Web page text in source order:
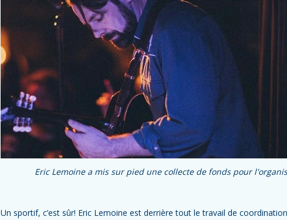
Eric Lemoine a mis sur pied une collecte de fonds pour
Un sportif, c’est sûr! Eric Lemoine est derrière tout le travail de